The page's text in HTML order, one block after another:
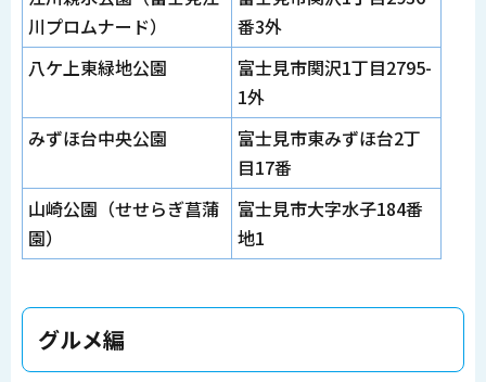
川プロムナード）
番3外
八ケ上東緑地公園
富士見市関沢1丁目2795-
1外
みずほ台中央公園
富士見市東みずほ台2丁
目17番
山崎公園（せせらぎ菖蒲
園）
富士見市大字水子184番
地1
グルメ編